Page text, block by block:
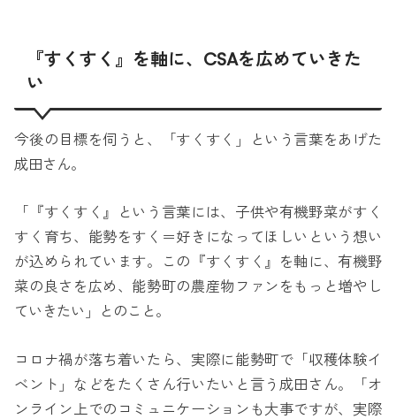
『すくすく』を軸に、CSAを広めていきた
い
今後の目標を伺うと、「すくすく」という言葉をあげた
成田さん。
「『すくすく』という言葉には、子供や有機野菜がすく
すく育ち、能勢をすく＝好きになってほしいという想い
が込められています。この『すくすく』を軸に、有機野
菜の良さを広め、能勢町の農産物ファンをもっと増やし
ていきたい」とのこと。
コロナ禍が落ち着いたら、実際に能勢町で「収穫体験イ
ベント」などをたくさん行いたいと言う成田さん。「オ
ンライン上でのコミュニケーションも大事ですが、実際